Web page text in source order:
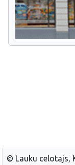
© Lauku celotajs,